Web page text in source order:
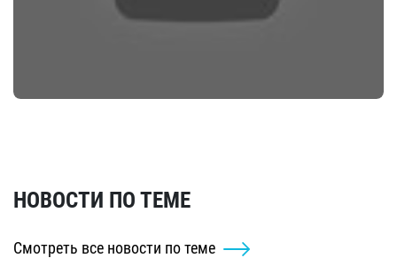
НОВОСТИ ПО ТЕМЕ
Смотреть все новости по теме